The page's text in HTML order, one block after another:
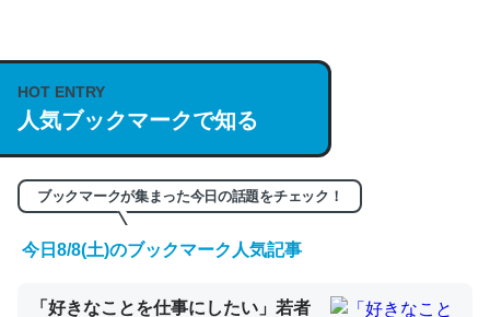
説してる記事が少ないので貴重な良記事。/続編来た
https://isobe324649.hatenablog.com/entry/2023/03/27
/064121
─GPTの仕組みと限界についての考察（１） - conceptualization
HOT ENTRY
人気ブックマークで知る
ブックマークが集まった今日の話題をチェック！
今日8/8(土)のブックマーク人気記事
「好きなことを仕事にしたい」若者